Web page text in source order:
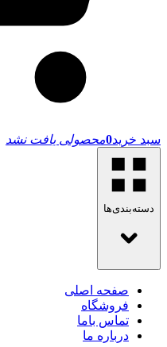
سبد خرید0محصولی یافت نشد
دسته‌بندی‌ها
صفحه اصلی
فروشگاه
تماس باما
درباره ما